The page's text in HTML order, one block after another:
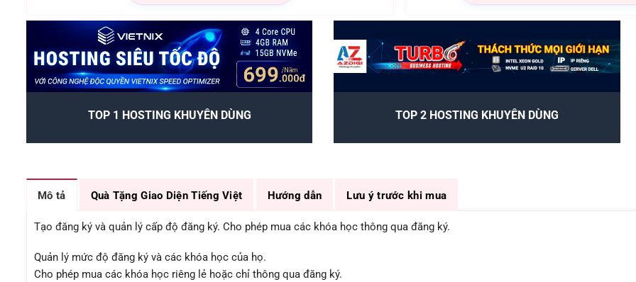
TOP 1 HOSTING KHUYÊN DÙNG TOP 2 HOSTING KHUYÊN DÙNG
Mô tả Quà Tặng Giao Diện Tiếng Việt Hướng dẫn Lưu ý trước khi mua
Tạo đăng ký và quản lý cấp độ đăng ký. Cho phép mua các khóa học thông qua đăng ký.
Quản lý mức độ đăng ký và các khóa học của họ.
Cho phép mua các khóa học riêng lẻ hoặc chỉ thông qua đăng ký.